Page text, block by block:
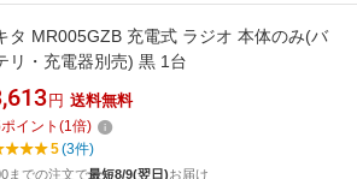
タ MR005GZB 充電式 ラジオ 本体のみ(バ
リ・充電器別売) 黒 1台
円 送料無料
ポイント (1倍)
5(3件)
までの注文で最短8/9(翌日)お届け